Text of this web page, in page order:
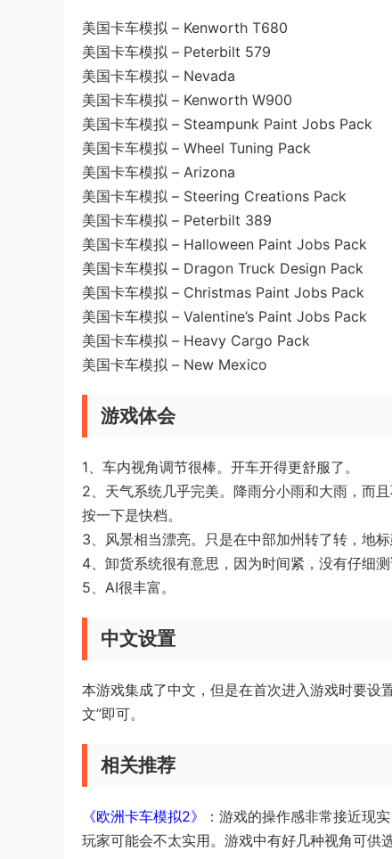
美国卡车模拟 – Kenworth T680
美国卡车模拟 – Peterbilt 579
美国卡车模拟 – Nevada
美国卡车模拟 – Kenworth W900
美国卡车模拟 – Steampunk Paint Jobs Pack
美国卡车模拟 – Wheel Tuning Pack
美国卡车模拟 – Arizona
美国卡车模拟 – Steering Creations Pack
美国卡车模拟 – Peterbilt 389
美国卡车模拟 – Halloween Paint Jobs Pack
美国卡车模拟 – Dragon Truck Design Pack
美国卡车模拟 – Christmas Paint Jobs Pack
美国卡车模拟 – Valentine’s Paint Jobs Pack
美国卡车模拟 – Heavy Cargo Pack
美国卡车模拟 – New Mexico
游戏体会
1、车内视角调节很棒。开车开得更舒服了。
2、天气系统几乎完美。降雨分小雨和大雨，而
按一下是快档。
3、风景相当漂亮。只是在中部加州转了转，地
4、卸货系统很有意思，因为时间紧，没有仔细测
5、AI很丰富。
中文设置
本游戏集成了中文，但是在首次进入游戏时要设
文”即可。
相关推荐
《欧洲卡车模拟2》
：游戏的操作感非常接近现
玩家可能会不太实用。游戏中有好几种视角可供